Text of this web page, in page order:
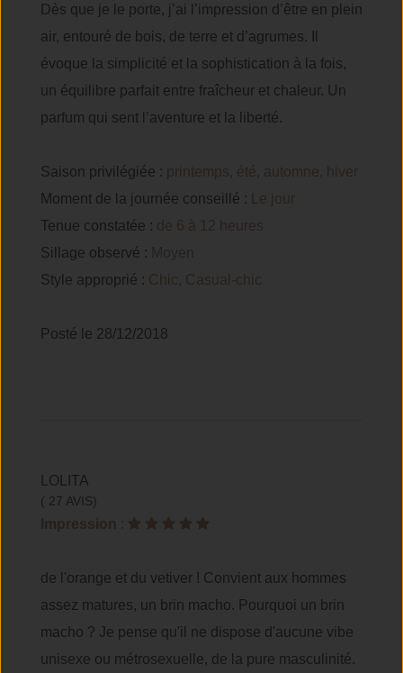
Dès que je le porte, j’ai l’impression d’être en plein
air, entouré de bois, de terre et d’agrumes. Il
évoque la simplicité et la sophistication à la fois,
un équilibre parfait entre fraîcheur et chaleur. Un
parfum qui sent l’aventure et la liberté.
Saison privilégiée : printemps, été, automne, hiver
Moment de la journée conseillé :
Le jour
Tenue constatée : de 6 à 12 heures
Sillage observé : Moyen
Style approprié : Chic, Casual-chic
Posté le 28/12/2018
LOLITA
( 27 AVIS)
Impression :
de l'orange et du vetiver ! Convient aux hommes
assez matures, un brin macho. Pourquoi un brin
macho ? Je pense qu'il ne dispose d'aucune vibe
unisexe ou métrosexuelle, de la pure masculinité.